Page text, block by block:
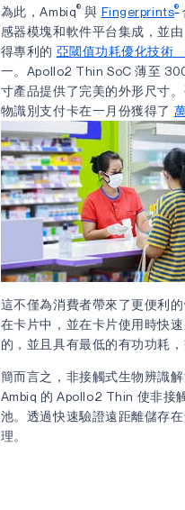
為此，Ambiq® 與 Fingerprints®
感器模塊和軟件平台集成，並
得專利的 亞閾值功耗優化技術
一。Apollo2 Thin SoC 薄至
寸產品提供了完美的外形尺寸
物識別支付卡在一月份獲得了
這不僅為消費者帶來了更便利
在卡片中，並在卡片使用時快
的，並且具有最低的有功功耗
簡而言之，非接觸式生物辨識
Ambiq 的 Apollo2 Thin 使非接
池。透過快速驗證遠距離儲存
理。